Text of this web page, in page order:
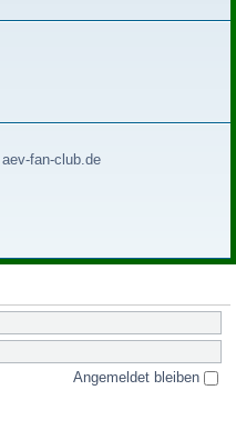
fan-club.de
Angemeldet bleiben